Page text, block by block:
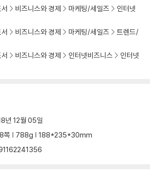
잡기 위한 AI
비즈니스와 경제 마케팅/세일즈
인터넷
비즈니스와 경제 마케팅/세일즈
트렌드/
비즈니스와 경제 인터넷비즈니스
인터넷
년 12월 05일
쪽 | 788g | 188*235*30mm